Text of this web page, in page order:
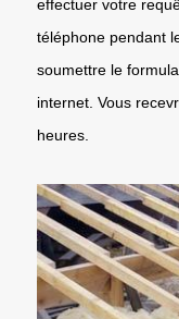
effectuer votre
téléphone pendant
soumettre le
internet. Vous
heures.